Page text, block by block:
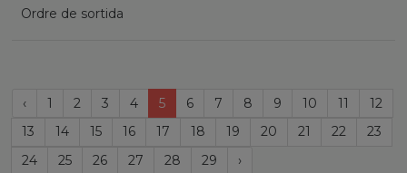
Ordre de sortida
‹Página
1 2 3 4 5(current)
6 7 8 9 10 11
12
13
14 15 16 17 18 19 20 21 22
23
24
25 26 27 28 29 ›